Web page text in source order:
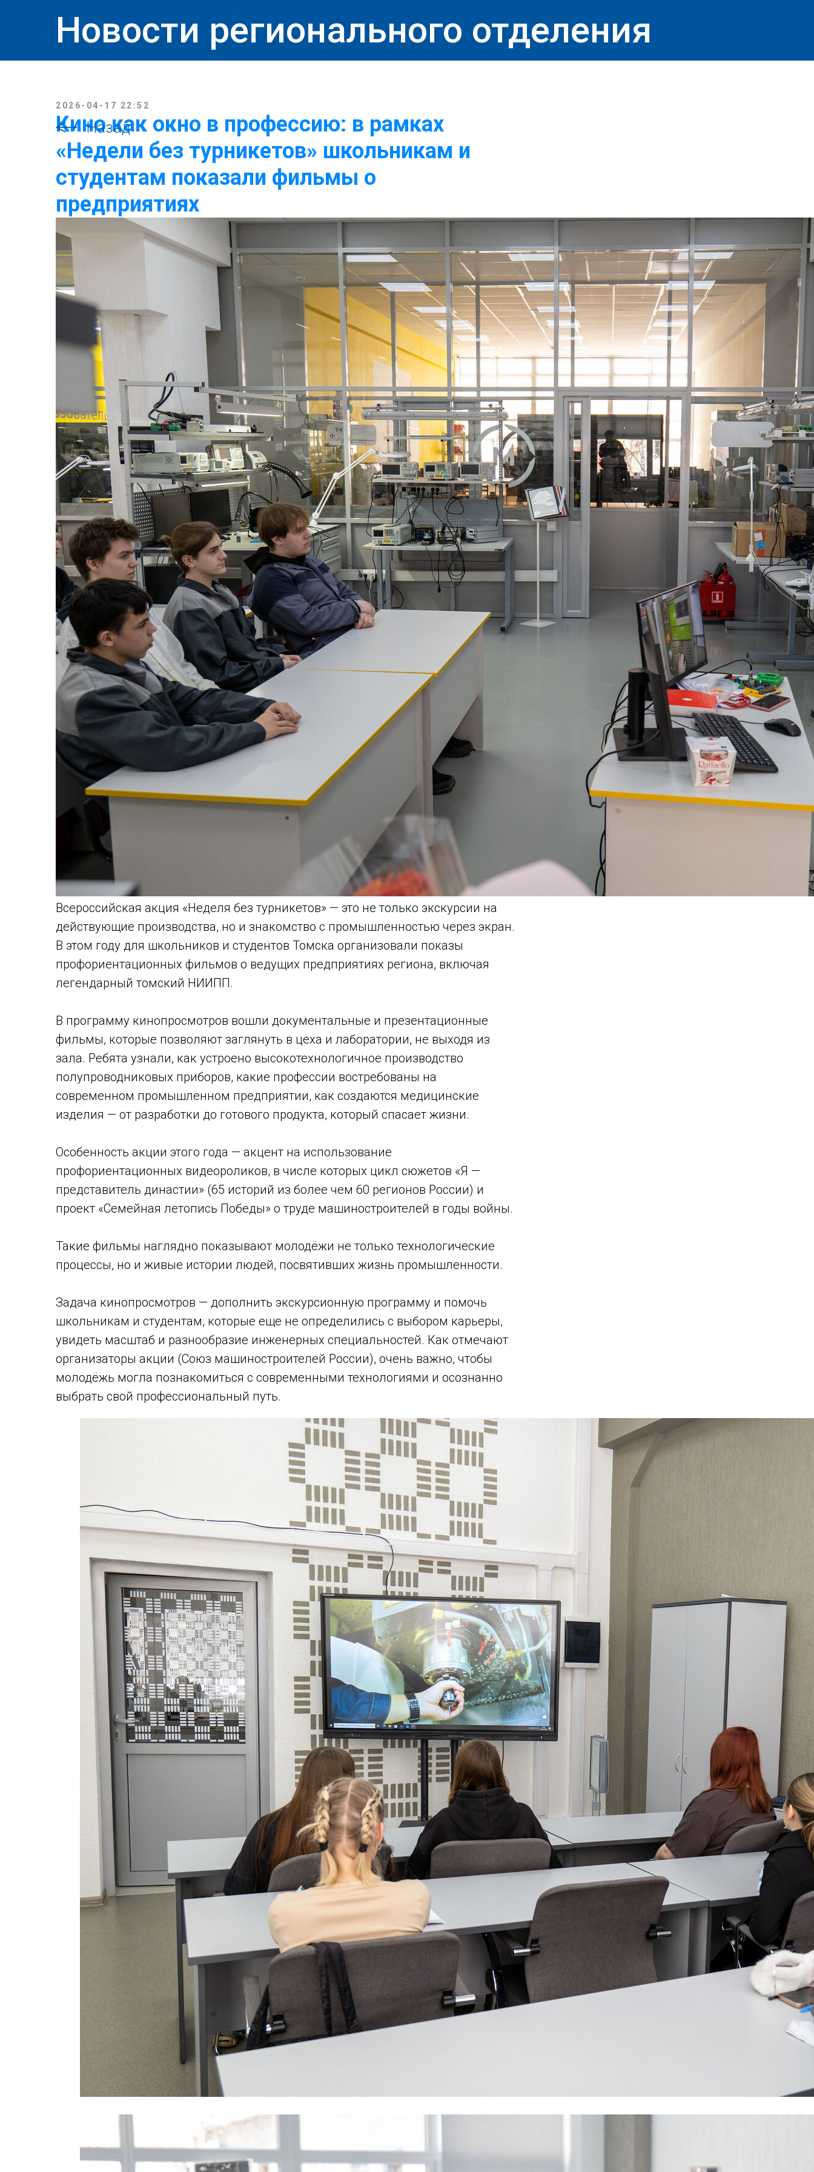
Новости регионального отделения
Назад
2026-04-17 22:52
Кино как окно в профессию: в рамках
«Недели без турникетов» школьникам и
студентам показали фильмы о
предприятиях
Всероссийская акция «Неделя без турникетов» — это не только экскурсии на
действующие производства, но и знакомство с промышленностью через экран.
В этом году для школьников и студентов Томска организовали показы
профориентационных фильмов о ведущих предприятиях региона, включая
легендарный томский НИИПП.
В программу кинопросмотров вошли документальные и презентационные
фильмы, которые позволяют заглянуть в цеха и лаборатории, не выходя из
зала. Ребята узнали, как устроено высокотехнологичное производство
полупроводниковых приборов, какие профессии востребованы на
современном промышленном предприятии, как создаются медицинские
изделия — от разработки до готового продукта, который спасает жизни.
Особенность акции этого года — акцент на использование
профориентационных видеороликов, в числе которых цикл сюжетов «Я —
представитель династии» (65 историй из более чем 60 регионов России) и
проект «Семейная летопись Победы» о труде машиностроителей в годы войны.
Такие фильмы наглядно показывают молодёжи не только технологические
процессы, но и живые истории людей, посвятивших жизнь промышленности.
Задача кинопросмотров — дополнить экскурсионную программу и помочь
школьникам и студентам, которые еще не определились с выбором карьеры,
увидеть масштаб и разнообразие инженерных специальностей. Как отмечают
организаторы акции (Союз машиностроителей России), очень важно, чтобы
молодёжь могла познакомиться с современными технологиями и осознанно
выбрать свой профессиональный путь.